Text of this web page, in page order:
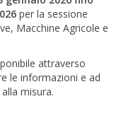
per la sessione
Macchine Agricole e
attraverso
le informazioni e ad
misura.